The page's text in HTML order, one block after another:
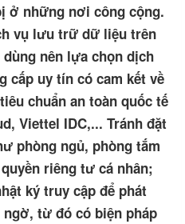
ở những nơi công cộng.
vụ lưu trữ dữ liệu trên
nên lựa chọn dịch
cấp uy tín có cam kết về
chuẩn an toàn quốc tế
Viettel IDC,... Tránh đặt
phòng ngủ, phòng tắm
riêng tư cá nhân;
ký truy cập để phát
ngờ, từ đó có biện pháp